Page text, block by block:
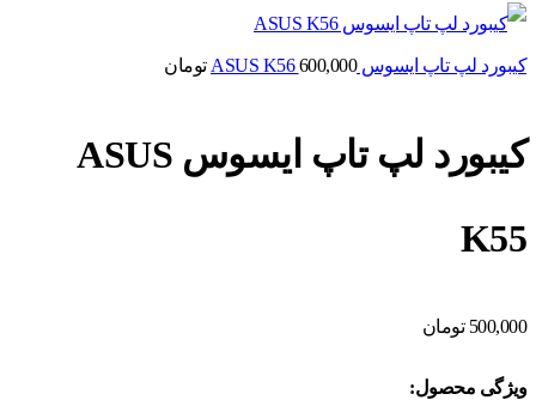
کیبورد لپ تاپ ایسوس ASUS K56600,000 تومان
کیبورد لپ تاپ ایسوس ASUS
K55
500,000 تومان
ویژگی محصول: